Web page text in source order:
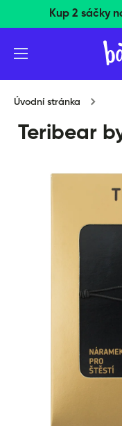
Přeskočit na obsah
Nákup nad
Úvodní stránka
Teribear